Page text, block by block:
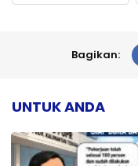
Bagikan:
UNTUK ANDA